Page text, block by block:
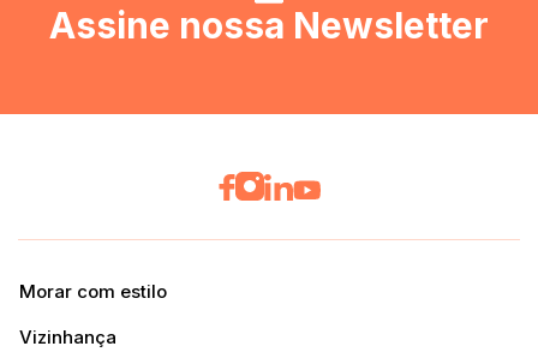
Assine nossa Newsletter
Morar com estilo
Vizinhança